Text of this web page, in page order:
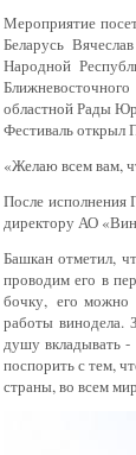
Мероприятие
Беларусь
Народной
Ближневосточного
областной Рады
Фестиваль открыл
«Желаю всем вам,
После исполнения
директору АО
Башкан отметил,
проводим его в
бочку, его можно
работы винодела.
душу вкладывать -
поспорить с тем,
страны, во всем